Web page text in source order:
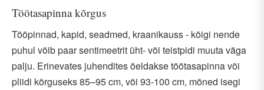
Töötasapinna kõrgus
Tööpinnad, kapid, seadmed, kraanikauss - kõigi nende
puhul võib paar sentimeetrit üht- või teistpidi muuta väga
palju. Erinevates juhendites öeldakse töötasapinna või
pliidi kõrguseks 85–95 cm, või 93-100 cm, mõned isegi